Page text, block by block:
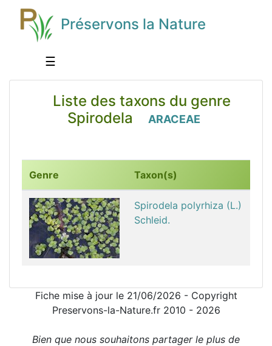
Préservons la Nature
☰
Liste des taxons du genre
Spirodela
ARACEAE
Genre Taxon(s)
Spirodela polyrhiza (L.)
Schleid.
Fiche mise à jour le 21/06/2026 - Copyright
Preservons-la-Nature.fr 2010 - 2026
Bien que nous souhaitons partager le plus de